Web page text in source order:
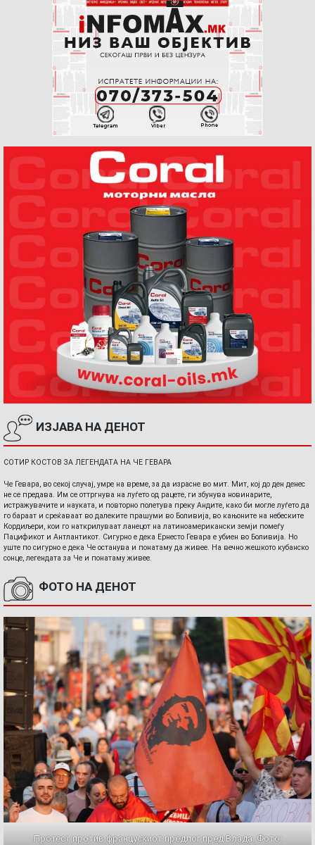
ИЗЈАВА НА ДЕНОТ
СОТИР КОСТОВ ЗА ЛЕГЕНДАТА НА ЧЕ ГЕВАРА
Че Гевара, во секој случај, умре на време, за да израсне во мит. Мит, кој до ден денес
не се предава. Им се оттргнува на луѓето од рацете, ги збунува новинарите,
истражувачите и науката, и повторно полетува преку Андите, како би могле луѓето да
го бараат и среќаваат во далеките прашуми во Боливија, во кањоните на небеските
Кордиљери, кои го наткрилуваат ланецот на латиноамерикански земји помеѓу
Пацификот и Антлантикот. Сигурно е дека Ернесто Гевара е убиен во Боливија. Но
уште по сигурно е дека Че останува и понатаму да живее. На вечно жешкото кубанско
сонце, легендата за Че и понатаму живее.
ФОТО НА ДЕНОТ
Протест против францускиот предлог пред Влада. Фото: